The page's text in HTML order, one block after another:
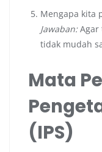
Mengapa kita
Jawaban:Agar
tidak mudah
Mata
(IPS)